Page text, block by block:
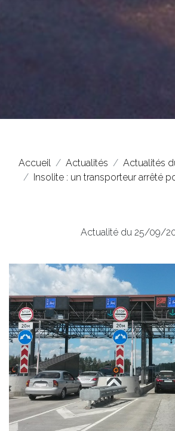
Accueil Actualités
Actualités
Insolite : un transporteur arrêté
Actualité du 25/09/